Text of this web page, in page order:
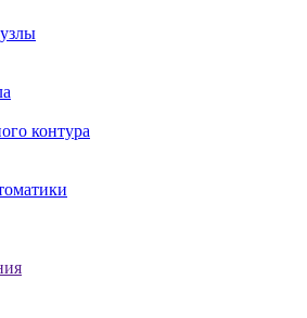
контура